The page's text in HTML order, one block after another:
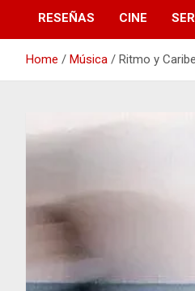
RESEÑAS CINE
Home Música Ritmo y